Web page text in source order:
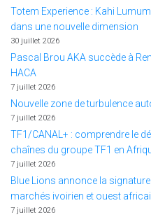
Totem Experience : Kahi
dans une nouvelle dimension
30 juillet 2026
Pascal Brou AKA succède à
HACA
7 juillet 2026
Nouvelle zone de turbulence
7 juillet 2026
TF1/CANAL+ : comprendre le
chaînes du groupe TF1 en
7 juillet 2026
Blue Lions annonce la
marchés ivoirien et ouest
7 juillet 2026